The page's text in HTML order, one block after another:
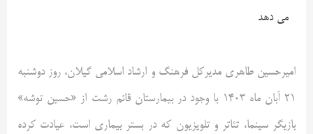
می دهد
امیرحسین طاهری مدیرکل فرهنگ و ارشاد اسلامی گیلان، روز دوشنبه
21 آبان ماه 1403 با وجود در بیمارستان قائم رشت از «حسین توشه»
بازیگر سینما، تئاتر و تلویزیون که در بستر بیماری است، عیادت کرده